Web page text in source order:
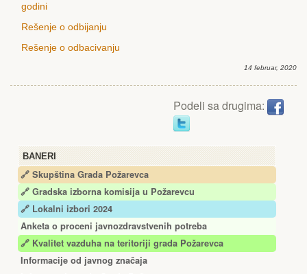
BANERI
🔗 Skupština Grada Požarevca
🔗 Gradska izborna komisija u Požarevcu
🔗 Lokalni izbori 2024
Anketa o proceni javnozdravstvenih potreba
🔗 Kvalitet vazduha na teritoriji grada Požarevca
Informacije od javnog značaja
godini
Rešenje o odbijanju
Rešenje o odbacivanju
14 februar, 2020
Podeli sa drugima: